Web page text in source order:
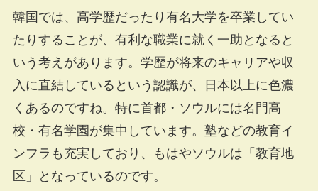
韓国では、高学歴だったり有名大学を卒業してい
たりすることが、有利な職業に就く一助となると
いう考えがあります。学歴が将来のキャリアや収
入に直結しているという認識が、日本以上に色濃
くあるのですね。特に首都・ソウルには名門高
校・有名学園が集中しています。塾などの教育イ
ンフラも充実しており、もはやソウルは「教育地
区」となっているのです。